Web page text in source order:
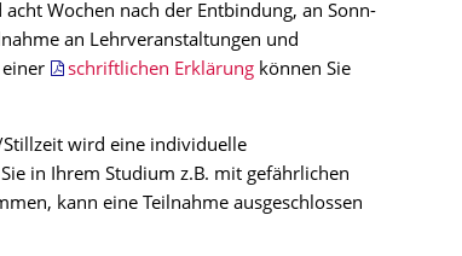
Wochen nach der Entbindung, an Sonn-
an Lehrveranstaltungen und
einer
schriftlichen Erklärung können Sie
wird eine individuelle
in Ihrem Studium z.B. mit gefährlichen
kann eine Teilnahme ausgeschlossen